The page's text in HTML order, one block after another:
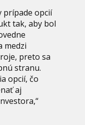
prípade opcií
tak, aby bol
medzi
preto sa
stranu.
opcií, čo
aj